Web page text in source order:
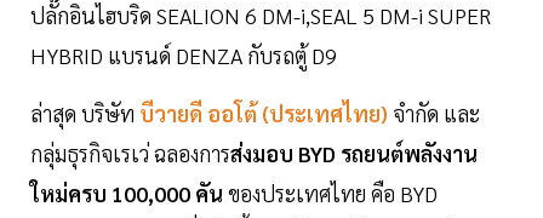
ปลั๊กอินไฮบริด SEALION 6 DM-i,SEAL 5 DM-i SUPER
HYBRID แบรนด์ DENZA กับรถตู้ D9
ล่าสุด บริษัท บีวายดี ออโต้ (ประเทศไทย) จำกัด และ
กลุ่มธุรกิจเรเว่ ฉลองการส่งมอบ BYD รถยนต์พลังงาน
ใหม่ครบ 100,000 คัน ของประเทศไทย คือ BYD